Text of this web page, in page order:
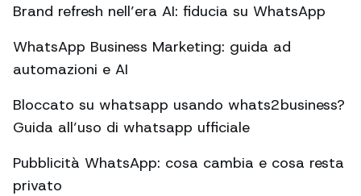
Brand refresh nell’era AI: fiducia su WhatsApp
WhatsApp Business Marketing: guida ad
automazioni e AI
Bloccato su whatsapp usando whats2business?
Guida all’uso di whatsapp ufficiale
Pubblicità WhatsApp: cosa cambia e cosa resta
privato